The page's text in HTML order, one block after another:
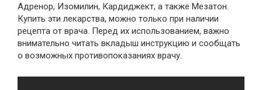
Адренор, Изомилин, Кардиджект, а также Мезатон.
Купить эти лекарства, можно только при наличии
рецепта от врача. Перед их использованием, важно
внимательно читать вкладыш инструкцию и сообщать
о возможных противопоказаниях врачу.